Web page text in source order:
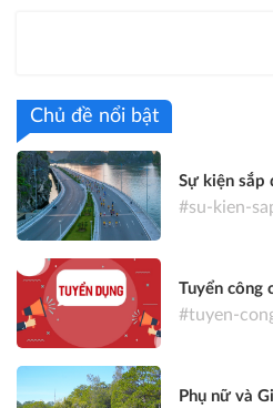
Chủ đề nổi bật
Sự kiện sắp
#su-kien-
Tuyển công
#tuyen-
Phụ nữ và